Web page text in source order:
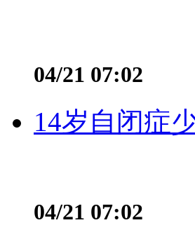
04/21 07:02
14岁自闭症
04/21 07:02